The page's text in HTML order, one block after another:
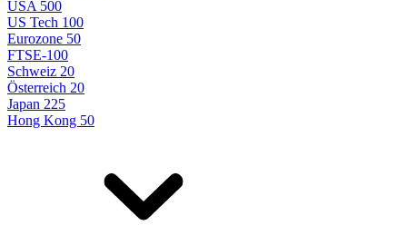
USA 500
US Tech 100
Eurozone 50
FTSE-100
Schweiz 20
Österreich 20
Japan 225
Hong Kong 50